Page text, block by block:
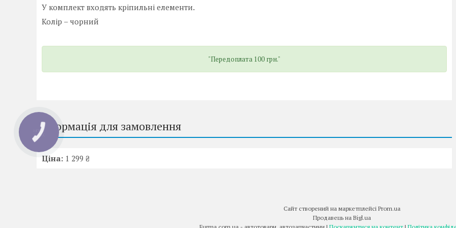
У комплект входять кріпильні елементи.
Колір – чорний
"Передоплата 100 грн."
Інформація для замовлення
Ціна: 1 299 ₴
Сайт створений на маркетплейсі Prom.ua
Продавець на Bigl.ua
КНОПКА
ЗВ'ЯЗКУ